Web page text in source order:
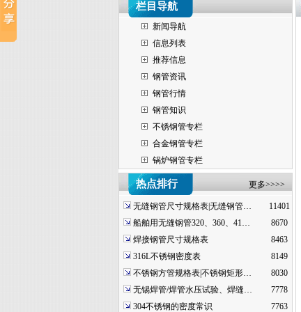
栏目导航
新闻导航
信息列表
推荐信息
钢管资讯
钢管行情
钢管知识
不锈钢管专栏
合金钢管专栏
锅炉钢管专栏
热点排行 更多>>>>
无缝钢管尺寸规格表|无缝钢管…
11401
船舶用无缝钢管320、360、41…
8670
焊接钢管尺寸规格表
8463
316L不锈钢密度表
8149
不锈钢方管规格表|不锈钢矩形…
8030
无锡焊管/焊管水压试验、焊缝…
7778
304不锈钢的密度常识
7763